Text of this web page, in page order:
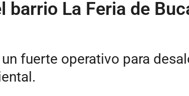
barrio La Feria de
fuerte operativo para